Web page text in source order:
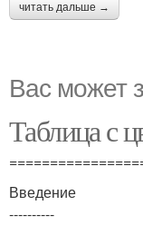
читать дальше →
Вас может
Таблица с
Введение
----------